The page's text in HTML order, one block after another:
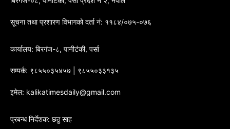
सूचना तथा प्रशारण विभागको दर्ता नं: ११८४/०७५-०७६
कार्यालय: बिरगंज-८, पानीटंकी, पर्सा
सम्पर्क: ९८५५०३५४५७ | ९८५५०३३१३५
इमेल: kalikatimesdaily@gmail.com
प्रबन्ध निर्देशक: छठु साह